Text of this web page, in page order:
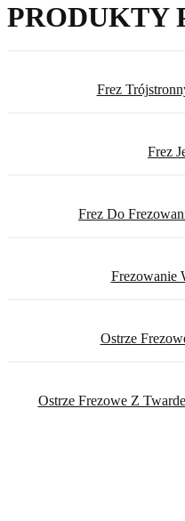
PRODUKTY
Frez
Frez
Frez Do
Frezowanie
Ostrze
Ostrze Frezowe Z